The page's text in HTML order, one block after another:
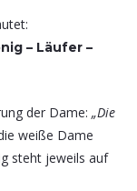
– Läufer –
der Dame: „Die
weiße Dame
steht jeweils auf